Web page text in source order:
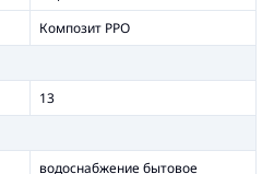
Композит PPO
13
водоснабжение бытовое